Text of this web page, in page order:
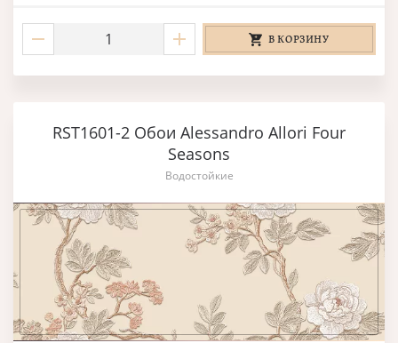
В КОРЗИНУ
RST1601-2 Обои Alessandro Allori Four
Seasons
Водостойкие